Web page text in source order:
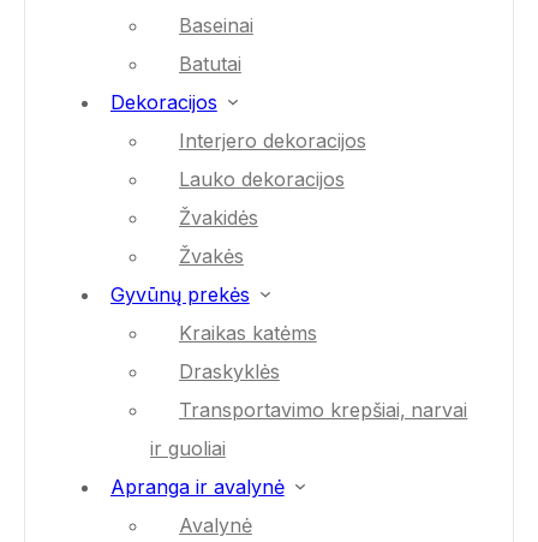
Baseinai
Batutai
Dekoracijos
Interjero dekoracijos
Lauko dekoracijos
Žvakidės
Žvakės
Gyvūnų prekės
Kraikas katėms
Draskyklės
Transportavimo krepšiai, narvai
ir guoliai
Apranga ir avalynė
Avalynė